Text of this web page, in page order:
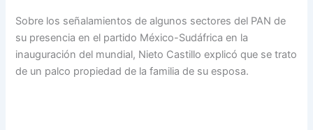
Sobre los señalamientos de algunos sectores del PAN de
su presencia en el partido México-Sudáfrica en la
inauguración del mundial, Nieto Castillo explicó que se trato
de un palco propiedad de la familia de su esposa.